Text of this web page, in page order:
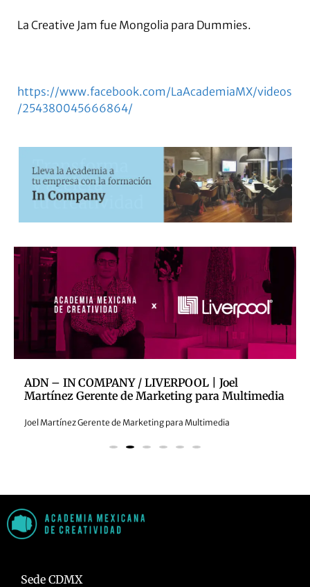
La Creative Jam fue Mongolia para Dummies.
https://www.facebook.com/LaAcademiaMX/videos
/254380045666864/
ADN – IN COMPANY / LIVERPOOL | Joel
Martínez Gerente de Marketing para Multimedia
Joel Martínez Gerente de Marketing para Multimedia
Sede CDMX